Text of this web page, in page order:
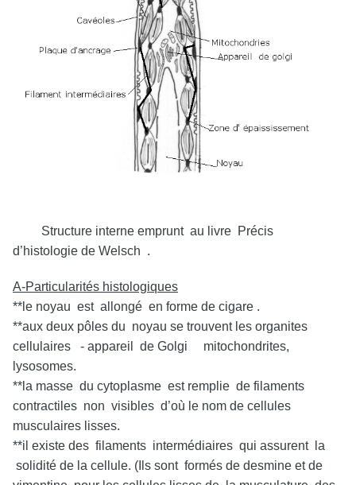
Structure interne emprunt au livre Précis
d’histologie de Welsch .
A-Particularités histologiques
**le noyau est allongé en forme de cigare .
**aux deux pôles du noyau se trouvent les organites
cellulaires - appareil de Golgi mitochondrites,
lysosomes.
**la masse du cytoplasme est remplie de filaments
contractiles non visibles d’où le nom de cellules
musculaires lisses.
**il existe des filaments intermédiaires qui assurent la
solidité de la cellule. (Ils sont formés de desmine et de